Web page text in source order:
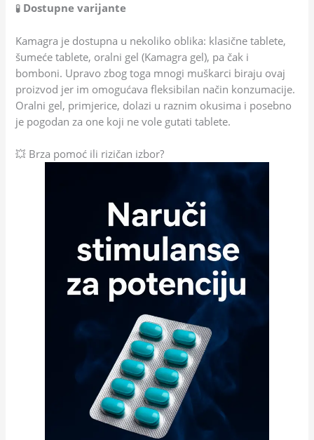
🧪 Dostupne varijante
Kamagra je dostupna u nekoliko oblika: klasične tablete,
šumeće tablete, oralni gel (Kamagra gel), pa čak i
bomboni. Upravo zbog toga mnogi muškarci biraju ovaj
proizvod jer im omogućava fleksibilan način konzumacije.
Oralni gel, primjerice, dolazi u raznim okusima i posebno
je pogodan za one koji ne vole gutati tablete.
💥 Brza pomoć ili rizičan izbor?